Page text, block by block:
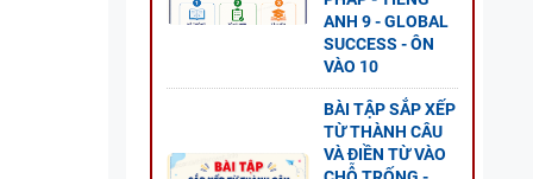
ANH 9 - GLOBAL
SUCCESS - ÔN
VÀO 10
BÀI TẬP SẮP XẾP
TỪ THÀNH CÂU
VÀ ĐIỀN TỪ VÀO